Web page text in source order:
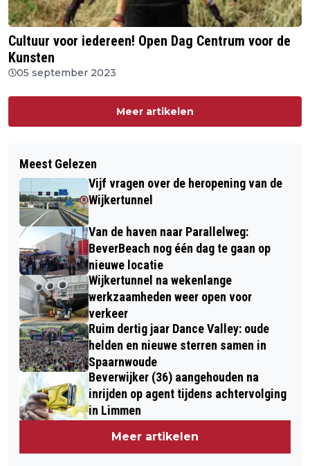
Cultuur voor iedereen! Open Dag Centrum voor de
Kunsten
05 september 2023
Meer artikelen
Meest Gelezen
Vijf vragen over de heropening van de
Wijkertunnel
Van de haven naar Parallelweg:
BeverBeach nog één dag te gaan op
nieuwe locatie
Wijkertunnel na wekenlange
werkzaamheden weer open voor
verkeer
Ruim dertig jaar Dance Valley: oude
helden en nieuwe sterren samen in
Spaarnwoude
Beverwijker (36) aangehouden na
inrijden op agent tijdens achtervolging
in Limmen
Meer artikelen